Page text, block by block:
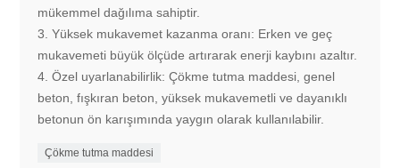
mükemmel dağılıma sahiptir.
3. Yüksek mukavemet kazanma oranı: Erken ve geç
mukavemeti büyük ölçüde artırarak enerji kaybını azaltır.
4. Özel uyarlanabilirlik: Çökme tutma maddesi, genel
beton, fışkıran beton, yüksek mukavemetli ve dayanıklı
betonun ön karışımında yaygın olarak kullanılabilir.
Çökme tutma maddesi